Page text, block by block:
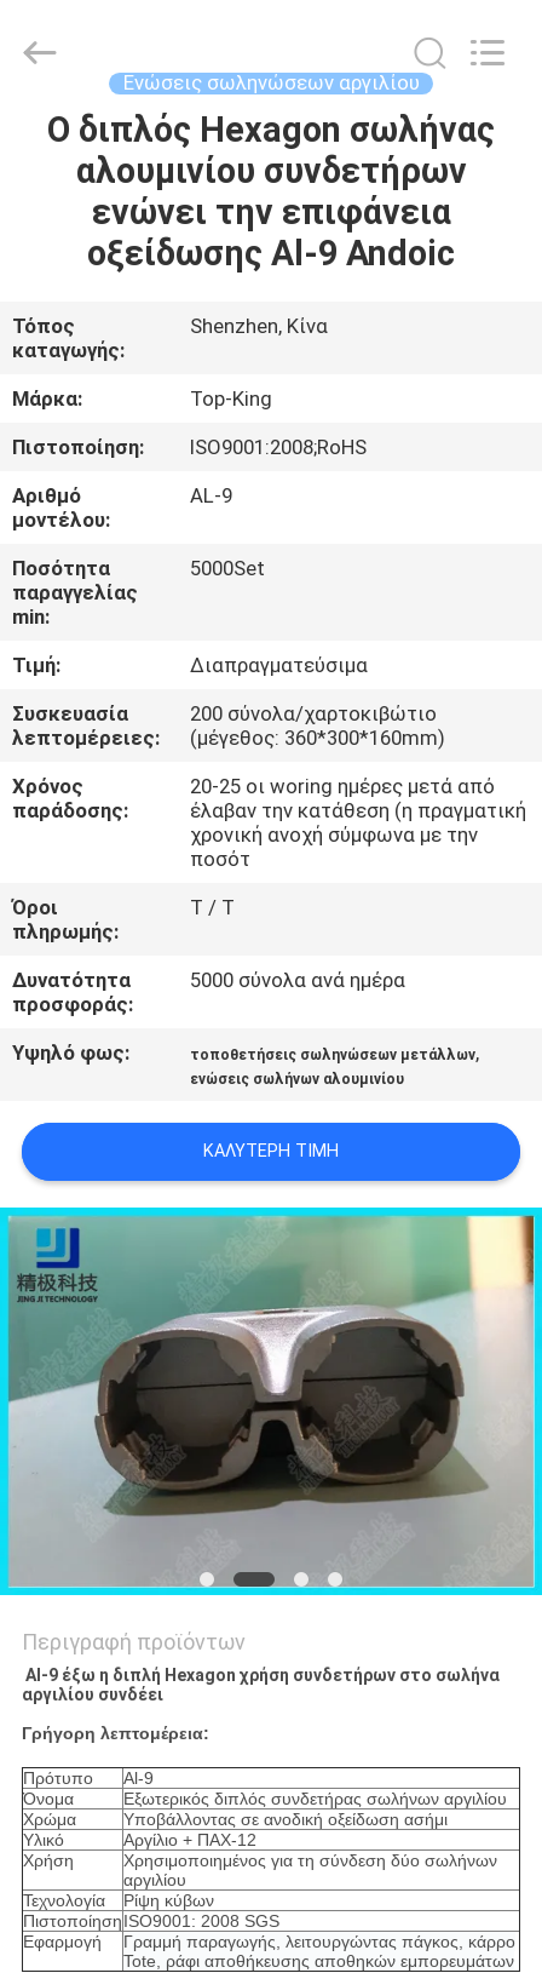
ΣΠΊΤΙ
ΠΡΟΪΌΝΤΑ
ΣΧΕΤΙΚΆ
ΜΕ
ΕΜΆΣ
ΕΠΙΣΚΈΨΕΙΣ
ΣΤΟ
ΕΡΓΟΣΤΆΣΙΟ
ΈΛΕΓΧΟΣ
ΠΟΙΌΤΗΤΑΣ
ΕΠΙΚΟΙΝΩΝΉΣΤΕ
ΜΑΖΊ
ΜΑΣ
ΜΙΑ
ΠΡΟΣΦΟΡΆ
SITEMAP
ΠΟΛΙΤΙΚΉ
ΑΠΟΡΡΉΤΟΥ
Reserved.
Ενώσεις σωληνώσεων αργιλίου
Ο διπλός Hexagon σωλήνας
αλουμινίου συνδετήρων
ενώνει την επιφάνεια
οξείδωσης Al-9 Andoic
Τόπος
καταγωγής:
Shenzhen, Κίνα
Μάρκα:
Top-King
Πιστοποίηση:
ISO9001:2008;RoHS
Αριθμό
μοντέλου:
AL-9
Ποσότητα
παραγγελίας
min:
5000Set
Τιμή:
Διαπραγματεύσιμα
Συσκευασία
λεπτομέρειες:
200 σύνολα/χαρτοκιβώτιο
(μέγεθος: 360*300*160mm)
Χρόνος
παράδοσης:
20-25 οι woring ημέρες μετά από
έλαβαν την κατάθεση (η πραγματική
χρονική ανοχή σύμφωνα με την
ποσότ
Όροι
πληρωμής:
T / T
Δυνατότητα
προσφοράς:
5000 σύνολα ανά ημέρα
Υψηλό φως: τοποθετήσεις σωληνώσεων μετάλλων,
ενώσεις σωλήνων αλουμινίου
ΚΑΛΎΤΕΡΗ ΤΙΜΉ
Περιγραφή προϊόντων
Al-9 έξω η διπλή Hexagon χρήση συνδετήρων στο σωλήνα
αργιλίου συνδέει
Γρήγορη λεπτομέρεια:
Πρότυπο
Al-9
Όνομα
Εξωτερικός διπλός συνδετήρας σωλήνων αργιλίου
Χρώμα
Υποβάλλοντας σε ανοδική οξείδωση ασήμι
Υλικό
Αργίλιο + ΠΑΧ-12
Χρήση
Χρησιμοποιημένος για τη σύνδεση δύο σωλήνων
αργιλίου
Τεχνολογία
Ρίψη κύβων
ΠιστοποίησηISO9001: 2008 SGS
Εφαρμογή
Γραμμή παραγωγής, λειτουργώντας πάγκος, κάρρο
Tote, ράφι αποθήκευσης αποθηκών εμπορευμάτων